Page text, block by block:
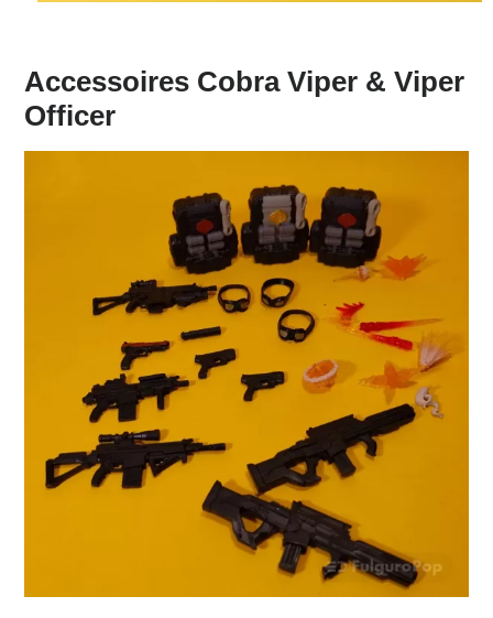
Accessoires Cobra Viper & Viper
Officer